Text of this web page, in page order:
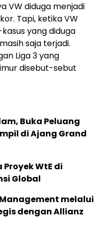
VW diduga menjadi
Tapi, ketika VW
yang diduga
saja terjadi.
Liga 3 yang
disebut-sebut
Buka Peluang
di Ajang Grand
Proyek WtE di
Global
melalui
dengan Allianz